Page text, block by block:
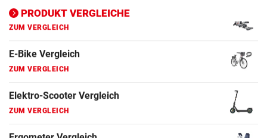
PRODUKT VERGLEICHE
ZUM VERGLEICH
Fahrrad Test
ZUM VERGLEICH
Fahrradanhänger Vergleich
ZUM VERGLEICH
Faszienrolle Vergleich
ZUM VERGLEICH